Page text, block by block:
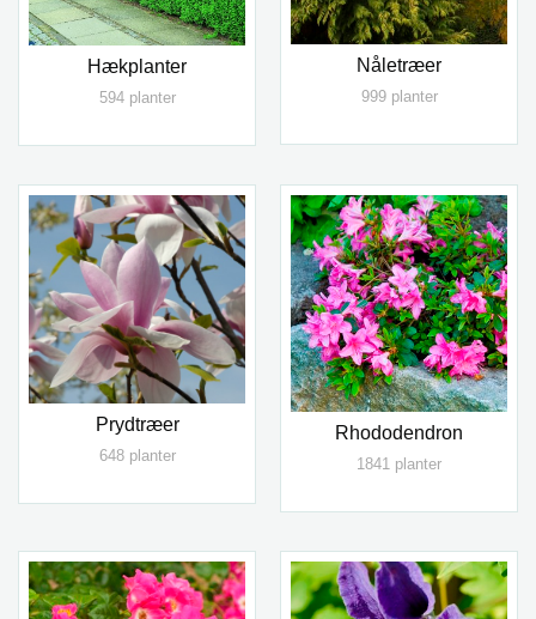
Hækplanter
594 planter
Nåletræer
999 planter
Prydtræer
648 planter
Rhododendron
1841 planter